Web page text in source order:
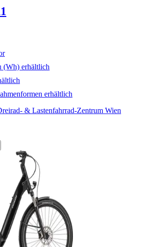
erhältlich
erhältlich
& Lastenfahrrad-Zentrum Wien